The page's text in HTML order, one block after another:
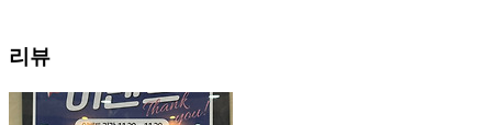
리뷰